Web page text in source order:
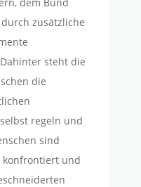
zusätzliche
steht die
die
regeln und
sind
konfrontiert und